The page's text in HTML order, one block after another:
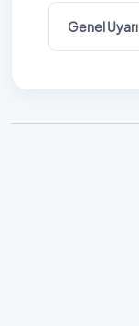
Genel Uyarı